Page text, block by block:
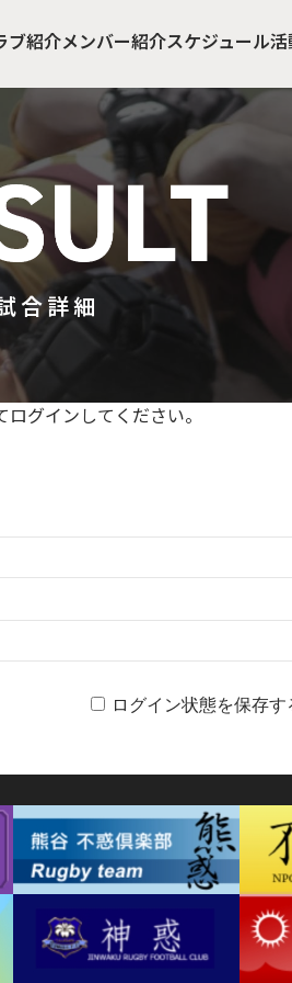
ブ紹介メンバー紹介スケジュール活
合詳細
グインしてください。
ログイン状態を保存す